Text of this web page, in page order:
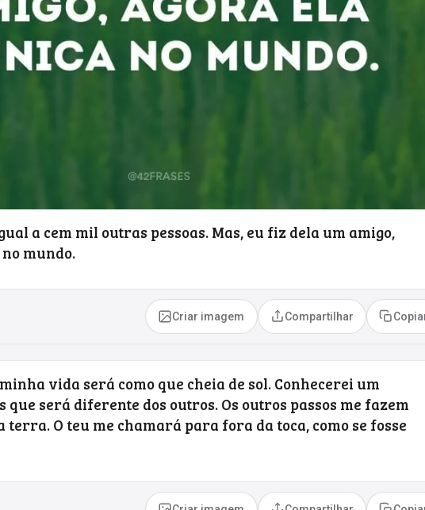
a cem mil outras pessoas. Mas, eu fiz dela um amigo,
mundo.
Criar imagem Compartilhar
vida será como que cheia de sol. Conhecerei um
que será diferente dos outros. Os outros passos me fazem
O teu me chamará para fora da toca, como se fosse